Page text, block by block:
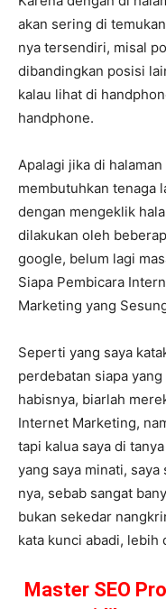
akan sering di
nya tersendiri, misal
dibandingkan posisi
kalau lihat di
handphone.
Apalagi jika di
membutuhkan tenaga
dengan mengeklik
dilakukan oleh
google, belum lagi
Siapa Pembicara
Marketing yang
Seperti yang saya
perdebatan siapa
habisnya, biarlah
Internet Marketing,
tapi kalua saya di
yang saya minati,
nya, sebab sangat
bukan sekedar
kata kunci abadi, lebih
Master SEO